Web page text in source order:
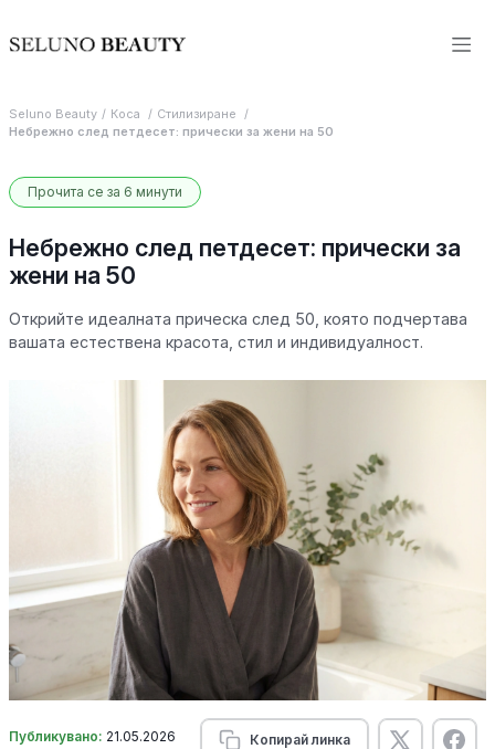
Seluno Beauty Коса
Стилизиране
Небрежно след петдесет: прически за жени на 50
Прочита се за 6 минути
Небрежно след петдесет: прически за
жени на 50
Открийте идеалната прическа след 50, която подчертава
вашата естествена красота, стил и индивидуалност.
Публикувано: 21.05.2026 Копирай линка